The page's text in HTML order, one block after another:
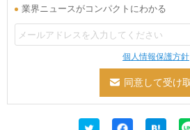
業界ニュースがコンパクトにわかる
個人情報保護方針